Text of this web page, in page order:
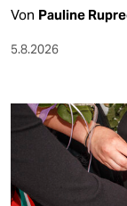
shop
unterstützen
genossenschaft
Von Pauline
5.8.2026